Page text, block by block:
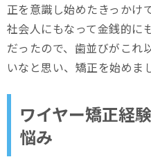
正を意識し始めたきっかけで
社会人にもなって金銭的に
だったので、歯並びがこれ
いなと思い、矯正を始めま
ワイヤー矯正経
悩み